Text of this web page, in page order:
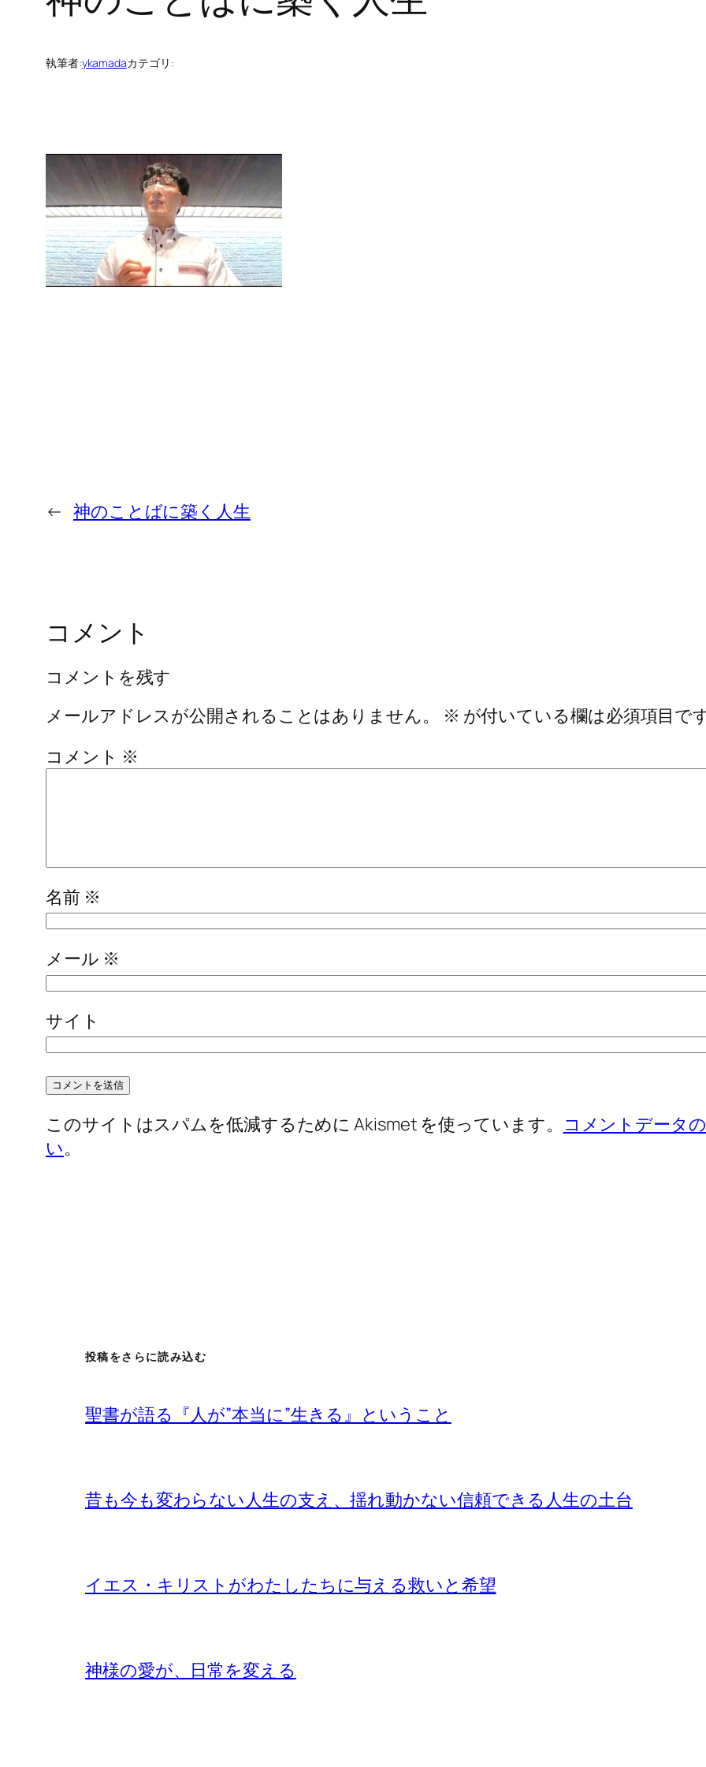
執筆者:ykamadaカテゴリ:
← 神のことばに築く人生
コメント
コメントを残す
メールアドレスが公開されることはありません。
※ が付いている欄は必須項目で
コメント ※
名前 ※
メール ※
サイト
このサイトはスパムを低減するために Akismet を使っています。 コメントデータ
い。
投稿をさらに読み込む
聖書が語る『人が”本当に”生きる』ということ
昔も今も変わらない人生の支え、揺れ動かない信頼できる人生の土台
イエス・キリストがわたしたちに与える救いと希望
神様の愛が、日常を変える